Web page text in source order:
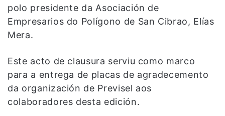
polo presidente da Asociación de
Empresarios do Polígono de San Cibrao, Elías
Mera.
Este acto de clausura serviu como marco
para a entrega de placas de agradecemento
da organización de Previsel aos
colaboradores desta edición.